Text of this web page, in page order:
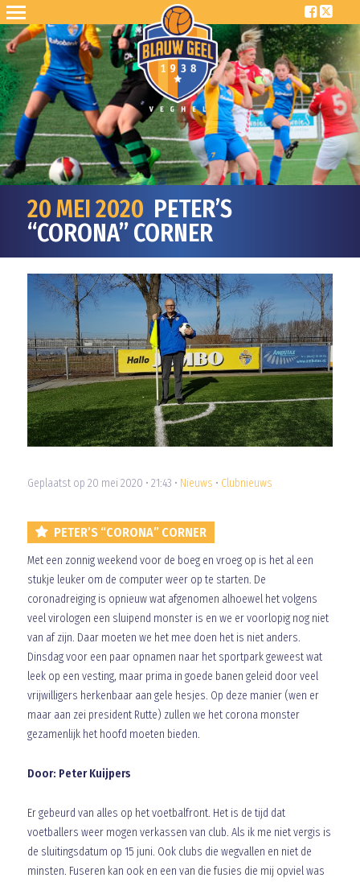
20 MEI 2020 PETER’S
“CORONA” CORNER
Geplaatst op 20 mei 2020 • 21:43 • Nieuws • Clubnieuws
PETER’S “CORONA” CORNER
Met een zonnig weekend voor de boeg en vroeg op is het al een
stukje leuker om de computer weer op te starten. De
coronadreiging is opnieuw wat afgenomen alhoewel het volgens
veel virologen een sluipend monster is en we er voorlopig nog niet
van af zijn. Daar moeten we het mee doen het is niet anders.
Dinsdag voor een paar opnamen naar het sportpark geweest wat
leek op een vesting, maar prima in goede banen geleid door veel
vrijwilligers herkenbaar aan gele hesjes. Op deze manier (wen er
maar aan zei president Rutte) zullen we het corona monster
gezamenlijk het hoofd moeten bieden.
Door: Peter Kuijpers
Er gebeurd van alles op het voetbalfront. Het is de tijd dat
voetballers weer mogen verkassen van club. Als ik me niet vergis is
de sluitingsdatum op 15 juni. Ook clubs die wegvallen en niet de
minsten. Fuseren kan ook en een van die fusies die mij opviel was